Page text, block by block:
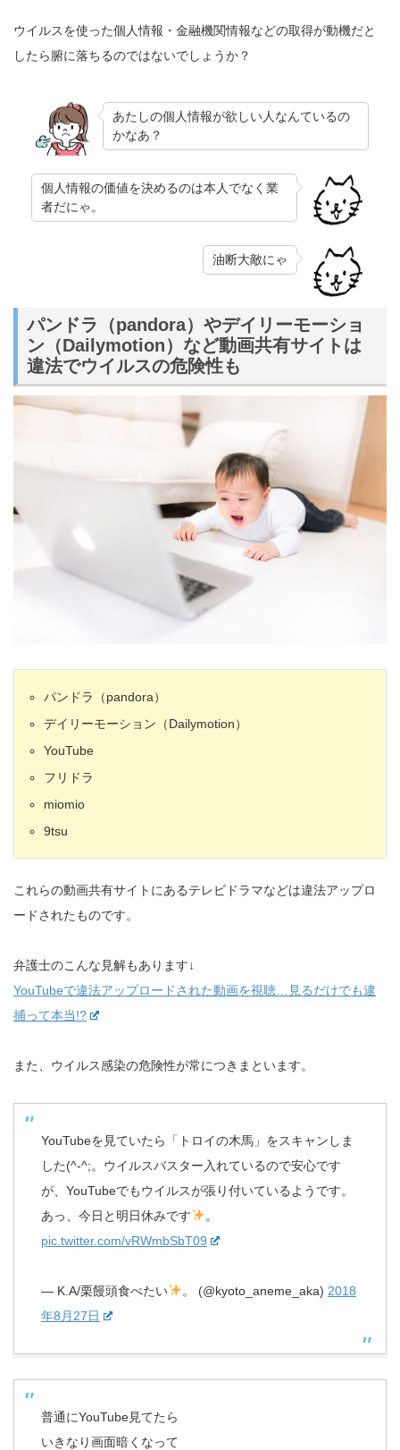
ウイルスを使った個人情報・金融機関情報などの取得が動機だと
したら腑に落ちるのではないでしょうか？
あたしの個人情報が欲しい人なんているの
かなあ？
個人情報の価値を決めるのは本人でなく業
者だにゃ。
油断大敵にゃ
パンドラ（pandora）やデイリーモーショ
ン（Dailymotion）など動画共有サイトは
違法でウイルスの危険性も
パンドラ（pandora）
デイリーモーション（Dailymotion）
YouTube
フリドラ
miomio
9tsu
これらの動画共有サイトにあるテレビドラマなどは違法アップロ
ードされたものです。
弁護士のこんな見解もあります↓
YouTubeで違法アップロードされた動画を視聴…見るだけでも逮
捕って本当!?
また、ウイルス感染の危険性が常につきまといます。
YouTubeを見ていたら「トロイの木馬」をスキャンしま
した(^-^;。ウイルスバスター入れているので安心です
が、YouTubeでもウイルスが張り付いているようです。
あっ、今日と明日休みです
。
pic.twitter.com/vRWmbSbT09
— K.A/栗饅頭食べたい 。 (@kyoto_aneme_aka) 2018
年8月27日
普通にYouTube見てたら
いきなり画面暗くなって